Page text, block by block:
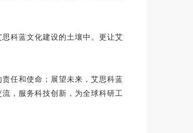
科蓝文化建设的土壤中。更让艾
任和使命；展望未来，艾思科蓝
，服务科技创新，为全球科研工